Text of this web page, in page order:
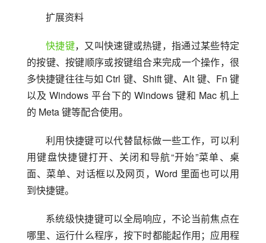
扩展资料
快捷键，又叫快速键或热键，指通过某些特定
的按键、按键顺序或按键组合来完成一个操作，很
多快捷键往往与如 Ctrl 键、Shift 键、Alt 键、Fn 键
以及 Windows 平台下的 Windows 键和 Mac 机上
的 Meta 键等配合使用。
利用快捷键可以代替鼠标做一些工作，可以利
用键盘快捷键打开、关闭和导航“开始”菜单、桌
面、菜单、对话框以及网页，Word 里面也可以用
到快捷键。
系统级快捷键可以全局响应，不论当前焦点在
哪里、运行什么程序，按下时都能起作用；应用程